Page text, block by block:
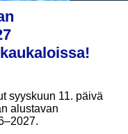
syyskuun 11. päivä
alustavan